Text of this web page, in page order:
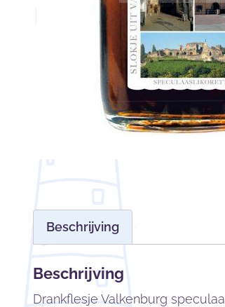
Beschrijving
Beschrijving
Drankflesje Valkenburg